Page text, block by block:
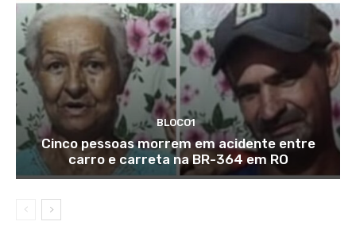
BLOCO1
Cinco pessoas morrem em acidente entre
carro e carreta na BR-364 em RO